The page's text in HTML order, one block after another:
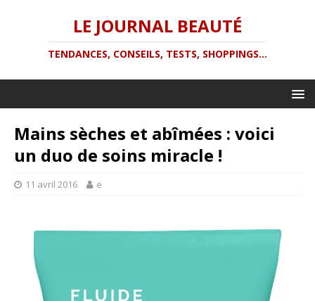
LE JOURNAL BEAUTÉ
TENDANCES, CONSEILS, TESTS, SHOPPINGS...
Mains sèches et abîmées : voici
un duo de soins miracle !
11 avril 2016 e